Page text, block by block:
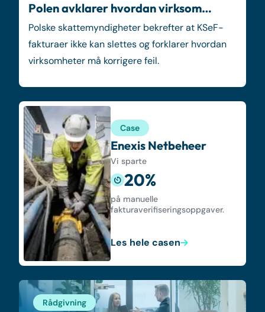
Polen avklarer hvordan virksom…
Polske skattemyndigheter bekrefter at KSeF-
fakturaer ikke kan slettes og forklarer hvordan
virksomheter må korrigere feil.
Case
Enexis Netbeheer
Vi sparte
20%
på manuelle
fakturaverifiseringsoppgaver.
Les hele casen
Rådgivning